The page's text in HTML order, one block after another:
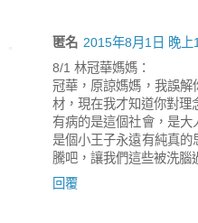
匿名 2015年8月1日 晚上
8/1 林冠華媽媽：
冠華，原諒媽媽，我誤解
材，現在我才知道你對理
有病的是這個社會，是大
是個小王子永遠有純真
騰吧，讓我們這些被洗腦
回覆